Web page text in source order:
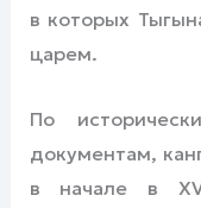
в которых
царем.
По
документам,
в начале в